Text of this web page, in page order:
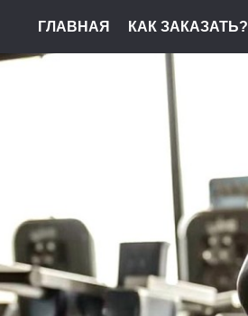
ГЛАВНАЯ КАК ЗАКАЗАТЬ?